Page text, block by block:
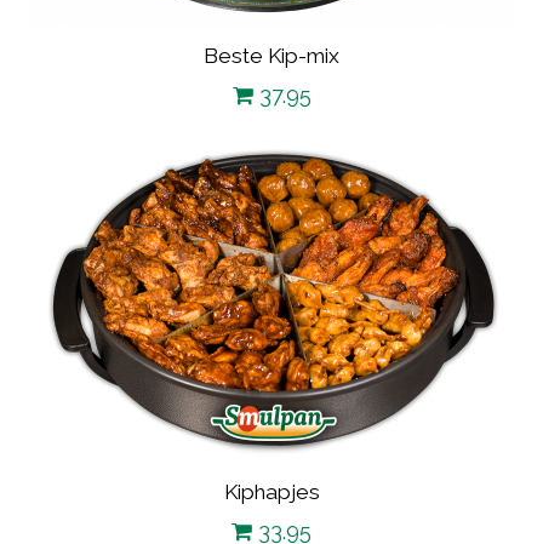
Beste Kip-mix
37.95
Kiphapjes
33.95